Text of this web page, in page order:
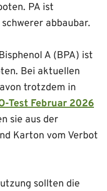
PA ist
abbaubar.
A (BPA) ist
Bei aktuellen
trotzdem in
Test Februar 2026
sie aus der
Karton vom Verbot
sollten die